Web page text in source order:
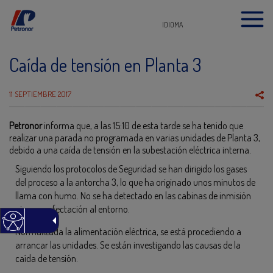
IDIOMA
Caída de tensión en Planta 3
11 SEPTIEMBRE 2017
Petronorinforma que, a las 15:10 de esta tarde se ha tenido que
realizar una parada no programada en varias unidades de Planta 3,
debido a una caída de tensión en la subestación eléctrica interna.
Siguiendo los protocolos de Seguridad se han dirigido los gases
del proceso a la antorcha 3, lo que ha originado unos minutos de
llama con humo. No se ha detectado en las cabinas de inmisión
ninguna afectación al entorno.
Normalizada la alimentación eléctrica, se está procediendo a
arrancar las unidades. Se están investigando las causas de la
caída de tensión.